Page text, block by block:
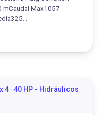
mCaudal Max1057